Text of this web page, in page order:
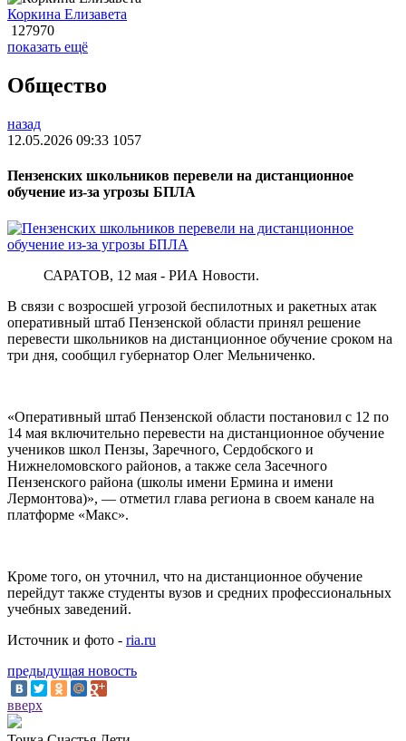
Коркина Елизавета
127970
показать ещё
Общество
назад
12.05.2026 09:33 1057
Пензенских школьников перевели на дистанционное
обучение из-за угрозы БПЛА
САРАТОВ, 12 мая - РИА Новости.
В связи с возросшей угрозой беспилотных и ракетных атак
оперативный штаб Пензенской области принял решение
перевести школьников на дистанционное обучение сроком на
три дня, сообщил губернатор Олег Мельниченко.
«Оперативный штаб Пензенской области постановил с 12 по
14 мая включительно перевести на дистанционное обучение
учеников школ Пензы, Заречного, Сердобского и
Нижнеломовского районов, а также села Засечного
Пензенского района (школы имени Ермина и имени
Лермонтова)», — отметил глава региона в своем канале на
платформе «Макс».
Кроме того, он уточнил, что на дистанционное обучение
перейдут также студенты вузов и средних профессиональных
учебных заведений.
Источник и фото - ria.ru
предыдущая новость
вверх